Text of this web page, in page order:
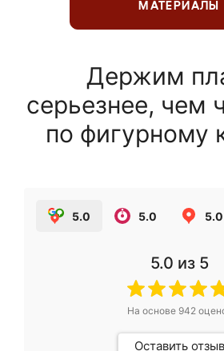
МАТЕРИАЛЫ
Держим
серьезнее, чем
по фигурному
5.0 5.0 5.0
5.0 из 5
На основе 942
Оставить отзыв